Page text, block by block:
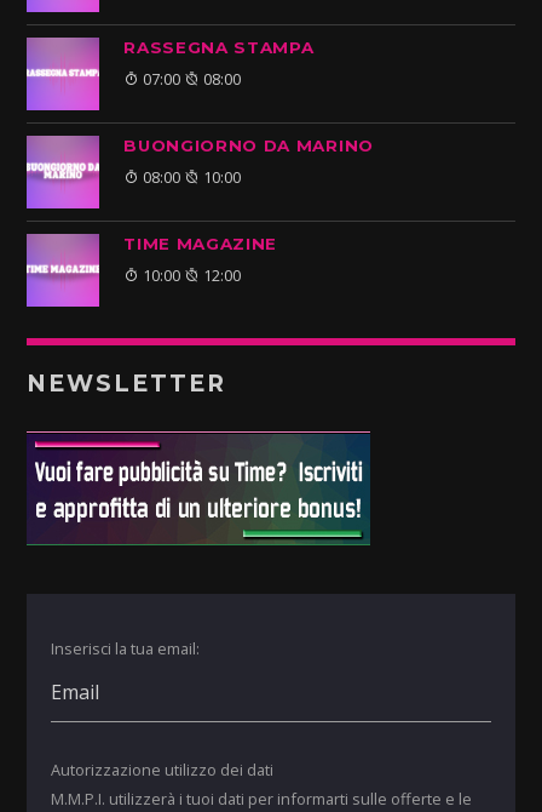
RASSEGNA STAMPA
07:00 08:00
BUONGIORNO DA MARINO
08:00 10:00
TIME MAGAZINE
10:00 12:00
NEWSLETTER
Inserisci la tua email:
Autorizzazione utilizzo dei dati
M.M.P.I. utilizzerà i tuoi dati per informarti sulle offerte e le